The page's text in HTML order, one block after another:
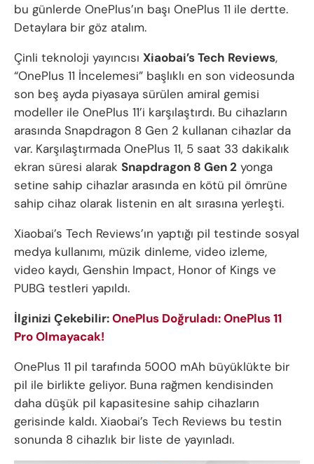
bu günlerde OnePlus’ın başı OnePlus 11 ile dertte.
Detaylara bir göz atalım.
Çinli teknoloji yayıncısı Xiaobai’s Tech Reviews,
“OnePlus 11 İncelemesi” başlıklı en son videosunda
son beş ayda piyasaya sürülen amiral gemisi
modeller ile OnePlus 11’i karşılaştırdı. Bu cihazların
arasında Snapdragon 8 Gen 2 kullanan cihazlar da
var. Karşılaştırmada OnePlus 11, 5 saat 33 dakikalık
ekran süresi alarak Snapdragon 8 Gen 2 yonga
setine sahip cihazlar arasında en kötü pil ömrüne
sahip cihaz olarak listenin en alt sırasına yerleşti.
Xiaobai’s Tech Reviews’ın yaptığı pil testinde sosyal
medya kullanımı, müzik dinleme, video izleme,
video kaydı, Genshin Impact, Honor of Kings ve
PUBG testleri yapıldı.
İlginizi Çekebilir:OnePlus Doğruladı: OnePlus 11
Pro Olmayacak!
OnePlus 11 pil tarafında 5000 mAh büyüklükte bir
pil ile birlikte geliyor. Buna rağmen kendisinden
daha düşük pil kapasitesine sahip cihazların
gerisinde kaldı. Xiaobai’s Tech Reviews bu testin
sonunda 8 cihazlık bir liste de yayınladı.